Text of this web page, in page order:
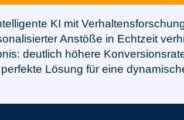
KI mit
Anstöße in Echtzeit
deutlich höhere
Lösung für eine